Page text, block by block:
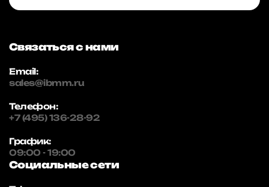
Связаться с нами
Email:
sales@ibmm.ru
Телефон:
+7 (495) 136-28-92
График:
09:00 - 19:00
Социальные сети